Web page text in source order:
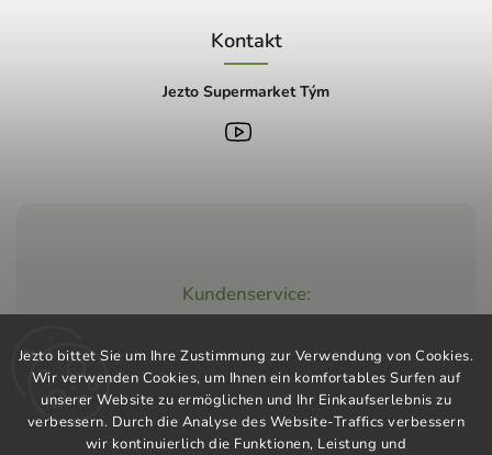
Jezto bittet Sie um Ihre Zustimmung zur Verwendung von Cookies.
Wir verwenden Cookies, um Ihnen ein komfortables Surfen auf
unserer Website zu ermöglichen und Ihr Einkaufserlebnis zu
verbessern. Durch die Analyse des Website-Traffics verbessern
wir kontinuierlich die Funktionen, Leistung und
Kundenservice:
info@jeztomarket.cz
Kontakt
Jezto Supermarket Tým